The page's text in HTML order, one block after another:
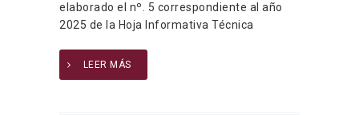
elaborado el nº. 5 correspondiente al año
2025 de la Hoja Informativa Técnica
LEER MÁS